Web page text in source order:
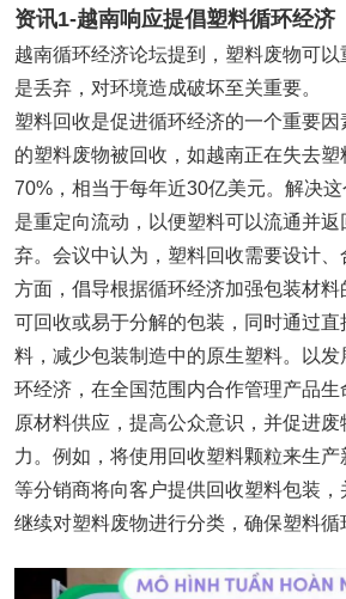
资讯1-越南响应提倡塑料循环经济
越南循环经济论坛提到，塑料废物可
是丢弃，对环境造成破坏至关重要。
塑料回收是促进循环经济的一个重要
的塑料废物被回收，如越南正在失去塑
70%，相当于每年近30亿美元。解决
是重定向流动，以便塑料可以流通并
弃。会议中认为，塑料回收需要设计
方面，倡导根据循环经济加强包装材料
可回收或易于分解的包装，同时通过
料，减少包装制造中的原生塑料。以
环经济，在全国范围内合作管理产品
原材料供应，提高公众意识，并促进
力。例如，将使用回收塑料颗粒来生
等分销商将向客户提供回收塑料包装
继续对塑料废物进行分类，确保塑料循